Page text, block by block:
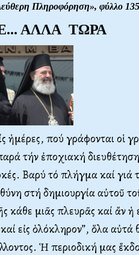
Πληροφόρηση», φύλλο
ΑΛΛΑ ΤΩΡΑ
ἡμέρες, πού γράφονται οἱ
τήν ἐποχιακή
Βαρύ τό πλήγμα καί γιά
στή δημιουργία αὐτοῦ
κάθε μιᾶς πλευρᾶς καί ἄν
εἰς ὁλόκληρον”, ὅλα αὐτά
Ἡ περιοδική μας